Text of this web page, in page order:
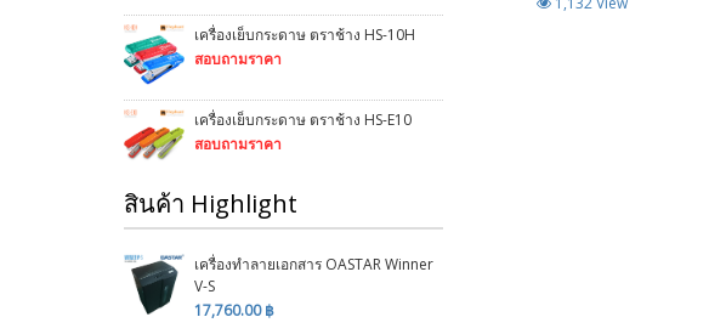
เครื่องเย็บกระดาษ ตราช้าง HS-10H
สอบถามราคา
เครื่องเย็บกระดาษ ตราช้าง HS-E10
สอบถามราคา
สินค้า Highlight
เครื่องทำลายเอกสาร OASTAR Winner
V-S
17,760.00 ฿